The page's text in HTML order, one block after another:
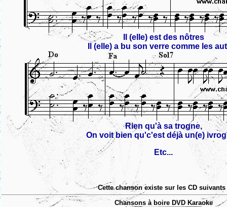
Il (elle) est des nôtres
Il (elle) a bu son verre comme les
Rien qu'à sa trogne,
On voit bien qu'c'est déjà un(e)
Etc...
Cette chanson existe sur les CD suivants
Chansons à boire DVD Karaoke